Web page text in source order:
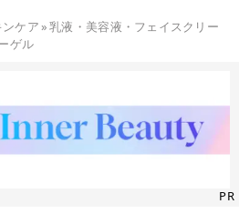
ンケア»乳液・美容液・フェイスクリー
ゲル
PR